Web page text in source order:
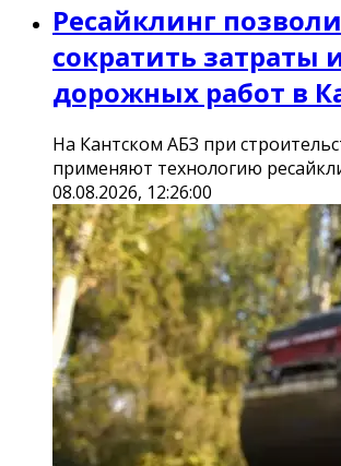
Ресайклинг
сократить затраты
дорожных работ в
На Кантском АБЗ при
применяют технологию
08.08.2026, 12:26:00